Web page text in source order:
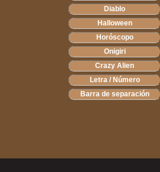
Diablo
Halloween
Horóscopo
Onigiri
Crazy Alien
Letra / Número
Barra de separación